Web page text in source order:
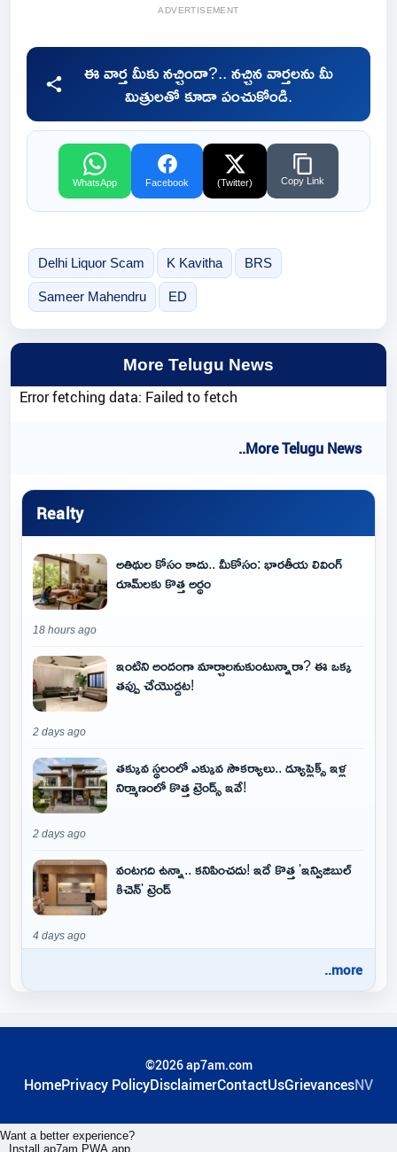
ADVERTISEMENT
ఈ వార్త మీకు నచ్చిందా?.. నచ్చిన వార్తలను మీ
మిత్రులతో కూడా పంచుకోండి.
WhatsApp Facebook (Twitter) Copy Link
Delhi Liquor Scam K Kavitha BRS
Sameer Mahendru ED
More Telugu News
Error fetching data: Failed to fetch
..More Telugu News
Realty
అతిథుల కోసం కాదు.. మీకోసం: భారతీయ లివింగ్
రూమ్‌లకు కొత్త అర్థం
18 hours ago
ఇంటిని అందంగా మార్చాలనుకుంటున్నారా? ఈ ఒక్క
తప్పు చేయొద్దట!
2 days ago
తక్కువ స్థలంలో ఎక్కువ సౌకర్యాలు.. డ్యూప్లెక్స్ ఇళ్ల
నిర్మాణంలో కొత్త ట్రెండ్స్ ఇవే!
2 days ago
వంటగది ఉన్నా.. కనిపించదు! ఇదే కొత్త 'ఇన్విజిబుల్
కిచెన్' ట్రెండ్
4 days ago
..more
©2026 ap7am.com
HomePrivacy PolicyDisclaimerContactUsGrievancesNV
Want a better experience?
Install ap7am PWA app